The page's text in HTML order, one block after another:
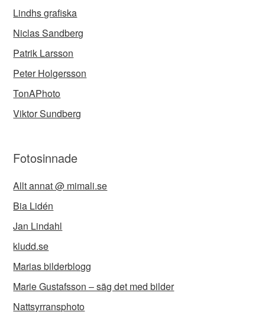
Lindhs grafiska
Niclas Sandberg
Patrik Larsson
Peter Holgersson
TonAPhoto
Viktor Sundberg
Fotosinnade
Allt annat @ mimali.se
Bia Lidén
Jan Lindahl
kludd.se
Marias bilderblogg
Marie Gustafsson – säg det med bilder
Nattsyrransphoto